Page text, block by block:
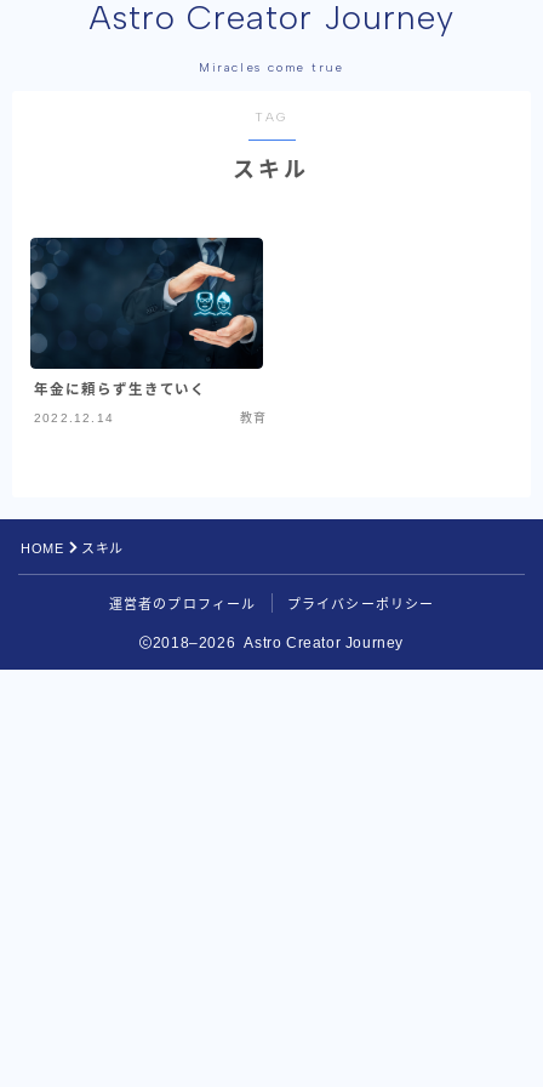
Astro Creator Journey
Miracles come true
TAG
スキル
年金に頼らず生きていく
2022.12.14 教育
HOME スキル
運営者のプロフィール プライバシーポリシー
2018–2026 Astro Creator Journey